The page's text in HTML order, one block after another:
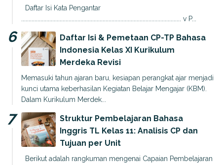
Daftar Isi Kata Pengantar
............................................................................................................ v P...
Daftar Isi & Pemetaan CP-TP Bahasa
Indonesia Kelas XI Kurikulum
Merdeka Revisi
Memasuki tahun ajaran baru, kesiapan perangkat ajar menjadi
kunci utama keberhasilan Kegiatan Belajar Mengajar (KBM).
Dalam Kurikulum Merdek...
Struktur Pembelajaran Bahasa
Inggris TL Kelas 11: Analisis CP dan
Tujuan per Unit
Berikut adalah rangkuman mengenai Capaian Pembelajaran